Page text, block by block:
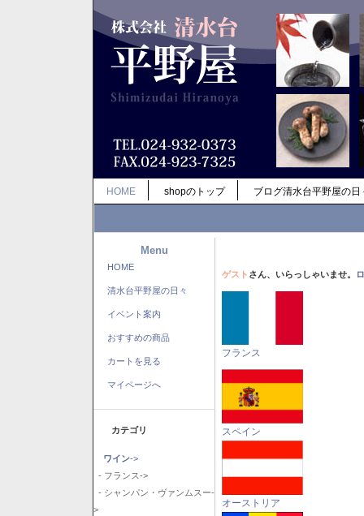
HOME shopのトップ ブログ清水台平野屋の日
Menu
HOME
清水台平野屋の日々
イベント案内
おすすめの商品
カートを見る
マイページへ
カテゴリ
ワイン->
- フランス->
- シャンパン・ヴァンムスー-
>
ゲスト さん、いらっしゃいませ。
フランス
スペイン
オーストリア